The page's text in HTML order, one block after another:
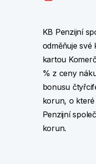
KB Penzijní
odměňuje
kartou
% z ceny
bonusu
korun, o které
Penzijní
korun.